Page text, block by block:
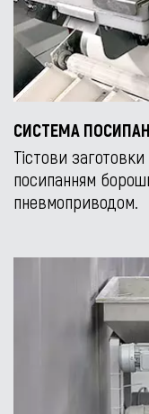
СИСТЕМА
Тістови
посипанням
пневмоприводом.